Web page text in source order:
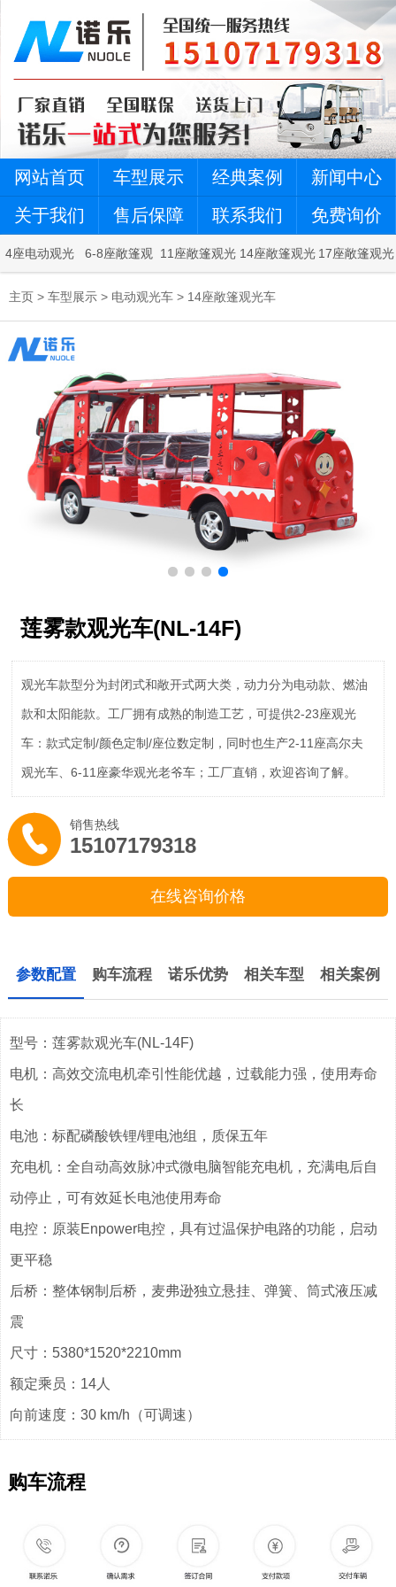
网站首页 车型展示 经典案例
新闻中心
关于我们
售后保障 联系我们 免费询价
4座电动观光
车
6-8座敞篷观
光车
11座敞篷观光
车
14座敞篷观光
车
17座敞篷观光
主页 > 车型展示 > 电动观光车 > 14座敞篷观光车
莲雾款观光车(NL-14F)
观光车款型分为封闭式和敞开式两大类，动力分为电动款、燃油
款和太阳能款。工厂拥有成熟的制造工艺，可提供2-23座观光
车：款式定制/颜色定制/座位数定制，同时也生产2-11座高尔夫
观光车、6-11座豪华观光老爷车；工厂直销，欢迎咨询了解。
销售热线
15107179318
在线咨询价格
参数配置 购车流程 诺乐优势 相关车型 相关案例
型号：莲雾款观光车(NL-14F)
电机：高效交流电机牵引性能优越，过载能力强，使用寿命
长
电池：标配磷酸铁锂/锂电池组，质保五年
充电机：全自动高效脉冲式微电脑智能充电机，充满电后自
动停止，可有效延长电池使用寿命
电控：原装Enpower电控，具有过温保护电路的功能，启动
更平稳
后桥：整体钢制后桥，麦弗逊独立悬挂、弹簧、筒式液压减
震
尺寸：5380*1520*2210mm
额定乘员：14人
向前速度：30 km/h（可调速）
购车流程